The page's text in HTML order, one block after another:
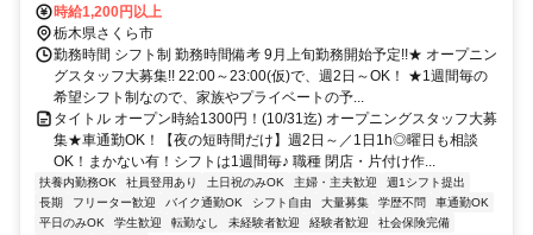
181号線(上高根沢氏家線) 「氏家駅」車5分 ★車・バイク通勤OK！ガ
ソリン代も規定支給！ ★自転車通勤も可！（駐輪場料金は自己負
担、店にある場合は利用可） ★さくら警察署すぐ横！氏家駅より車
で5分◎
時給1,200円以上
栃木県さくら市
勤務時間 シフト制 勤務時間備考 9月上旬勤務開始予定!!★ オープニン
グスタッフ大募集!! 22:00～23:00(仮)で、週2日～OK！ ★1週間毎の
希望シフト制なので、家族やプライベートの予...
タイトル オープン時給1300円！(10/31迄) オープニングスタッフ大募
集★車通勤OK！【夜の短時間だけ】週2日～／1日1h◎曜日も相談
OK！まかない有！シフトは1週間毎♪ 職種 閉店・片付け作...
扶養内勤務OK 社員登用あり 土日祝のみOK 主婦・主夫歓迎
週1シフト提出
長期
フリーター歓迎 バイク通勤OK シフト自由 大量募集 学歴不問
車通勤OK
平日のみOK
学生歓迎 転勤なし 未経験者歓迎 経験者歓迎
社会保険完備